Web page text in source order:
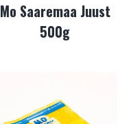
Mo Saaremaa Juust
500g